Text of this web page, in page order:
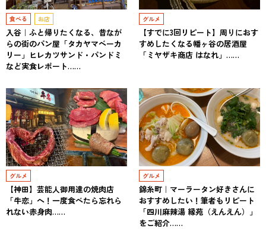
食べる お店
入谷｜ふと帰りたくなる、昔なが
らの街のパン屋「タカヤマベーカ
リー」ヒレカツサンド・パンドミ
など実食レポート……
グルメ
【すでに3回リピート】周りにおす
すめしたくなる幡ヶ谷の居酒屋
「ミヤザキ商店 はなれ」……
グルメ
【神田】芸能人御用達の焼肉店
「牛恋」へ！一度食べたら忘れら
れない赤身肉……
グルメ
錦糸町｜マーラータン好きさんに
おすすめしたい！筆者もリピート
「四川麻辣湯 縁苑（えんえん）」
をご紹介……